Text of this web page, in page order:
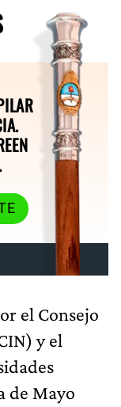
el Consejo
y el
de Mayo